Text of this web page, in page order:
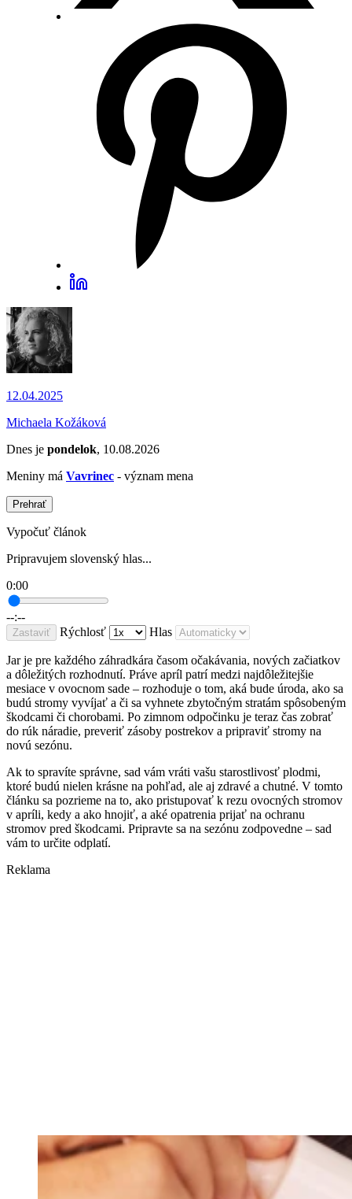
12.04.2025
Michaela Kožáková
Dnes je pondelok, 10.08.2026
Meniny má Vavrinec - význam mena
Prehrať
Vypočuť článok
Pripravujem slovenský hlas...
0:00
--:--
Zastaviť Rýchlosť Hlas
Jar je pre každého záhradkára časom očakávania, nových začiatkov
a dôležitých rozhodnutí. Práve apríl patrí medzi najdôležitejšie
mesiace v ovocnom sade – rozhoduje o tom, aká bude úroda, ako sa
budú stromy vyvíjať a či sa vyhnete zbytočným stratám spôsobeným
škodcami či chorobami. Po zimnom odpočinku je teraz čas zobrať
do rúk náradie, preveriť zásoby postrekov a pripraviť stromy na
novú sezónu.
Ak to spravíte správne, sad vám vráti vašu starostlivosť plodmi,
ktoré budú nielen krásne na pohľad, ale aj zdravé a chutné. V tomto
článku sa pozrieme na to, ako pristupovať k rezu ovocných stromov
v apríli, kedy a ako hnojiť, a aké opatrenia prijať na ochranu
stromov pred škodcami. Pripravte sa na sezónu zodpovedne – sad
vám to určite odplatí.
Reklama